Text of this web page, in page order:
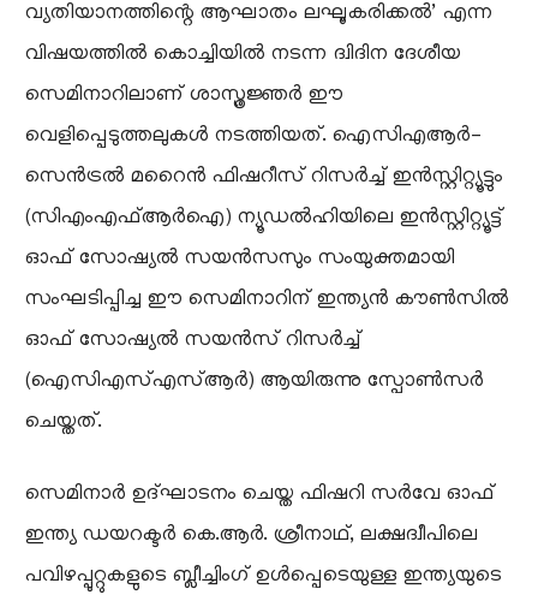
വ്യതിയാനത്തിന്റെ ആഘാതം ലഘൂകരിക്കൽ’ എന്ന
വിഷയത്തിൽ കൊച്ചിയിൽ നടന്ന ദ്വിദിന ദേശീയ
സെമിനാറിലാണ് ശാസ്ത്രജ്ഞർ ഈ
വെളിപ്പെടുത്തലുകൾ നടത്തിയത്. ഐസിഎആർ-
സെൻട്രൽ മറൈൻ ഫിഷറീസ് റിസർച്ച് ഇൻസ്റ്റിറ്റ്യൂട്ടും
(സിഎംഎഫ്ആർഐ) ന്യൂഡൽഹിയിലെ ഇൻസ്റ്റിറ്റ്യൂട്ട്
ഓഫ് സോഷ്യൽ സയൻസസും സംയുക്തമായി
സംഘടിപ്പിച്ച ഈ സെമിനാറിന് ഇന്ത്യൻ കൗൺസിൽ
ഓഫ് സോഷ്യൽ സയൻസ് റിസർച്ച്
(ഐസിഎസ്എസ്ആർ) ആയിരുന്നു സ്പോൺസർ
ചെയ്തത്.
സെമിനാർ ഉദ്ഘാടനം ചെയ്ത ഫിഷറി സർവേ ഓഫ്
ഇന്ത്യ ഡയറക്ടർ കെ.ആർ. ശ്രീനാഥ്, ലക്ഷദ്വീപിലെ
പവിഴപ്പുറ്റുകളുടെ ബ്ലീച്ചിംഗ് ഉൾപ്പെടെയുള്ള ഇന്ത്യയുടെ